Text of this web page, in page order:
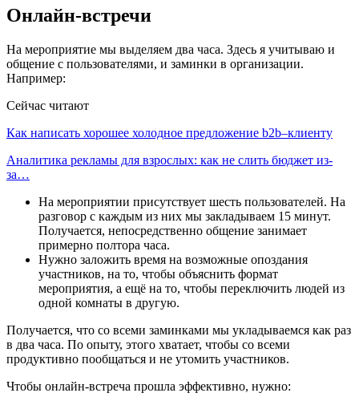
Онлайн-встречи
На мероприятие мы выделяем два часа. Здесь я учитываю и
общение с пользователями, и заминки в организации.
Например:
Сейчас читают
Как написать хорошее холодное предложение b2b–клиенту
Аналитика рекламы для взрослых: как не слить бюджет из-
за…
На мероприятии присутствует шесть пользователей. На
разговор с каждым из них мы закладываем 15 минут.
Получается, непосредственно общение занимает
примерно полтора часа.
Нужно заложить время на возможные опоздания
участников, на то, чтобы объяснить формат
мероприятия, а ещё на то, чтобы переключить людей из
одной комнаты в другую.
Получается, что со всеми заминками мы укладываемся как раз
в два часа. По опыту, этого хватает, чтобы со всеми
продуктивно пообщаться и не утомить участников.
Чтобы онлайн-встреча прошла эффективно, нужно: